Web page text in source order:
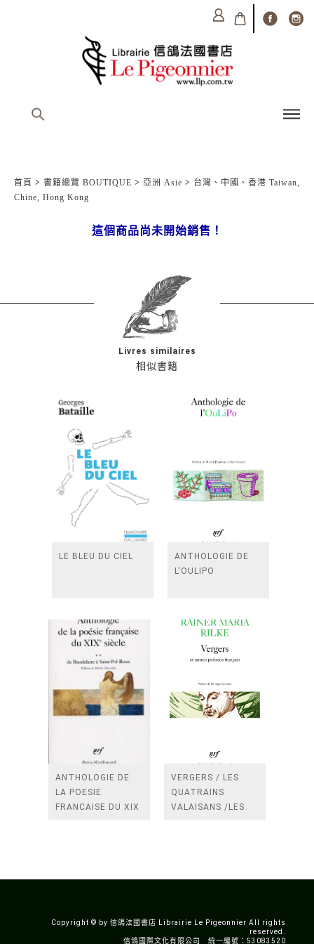
首頁 > 書籍總覽 BOUTIQUE > 亞洲 Asie > 台灣、中國、香港 Taiwan,
Chine, Hong Kong
這個商品尚未開始銷售！
相似書籍
Livres similaires
LE BLEU DU CIEL
ANTHOLOGIE DE
L'OULIPO
ANTHOLOGIE DE
LA POESIE
FRANCAISE DU XIX
VERGERS / LES
QUATRAINS
VALAISANS /LES
Copyright © by 信鴿法國書店 Librairie Le Pigeonnier All rights
reserved.
信鴿國際文化有限公司 統一編號：53083520